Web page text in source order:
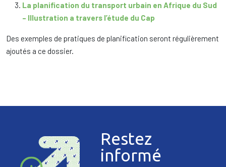
La planification du transport urbain en Afrique du Sud
– Illustration a travers l’étude du Cap
Des exemples de pratiques de planification seront régulièrement
ajoutés a ce dossier.
Restez
informé